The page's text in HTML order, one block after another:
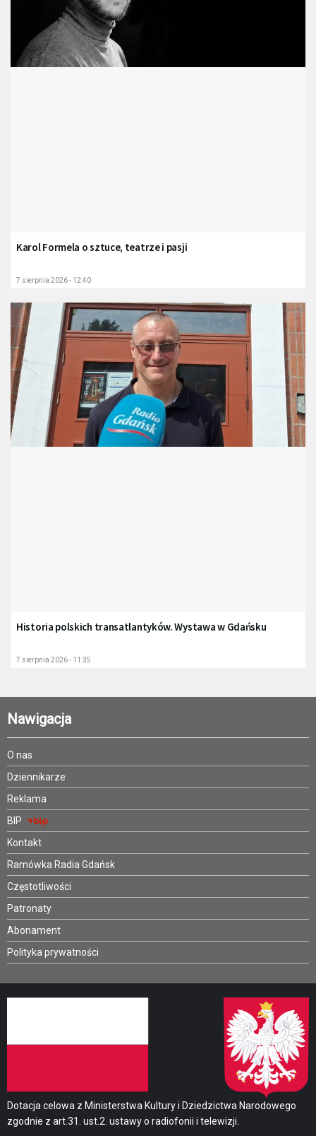
Karol Formela o sztuce, teatrze i pasji
7 sierpnia 2026 - 12:40
Historia polskich transatlantyków. Wystawa w Gdańsku
7 sierpnia 2026 - 11:35
Nawigacja
O nas
Dziennikarze
Reklama
BIP
Kontakt
Ramówka Radia Gdańsk
Częstotliwości
Patronaty
Abonament
Polityka prywatności
Dotacja celowa z Ministerstwa Kultury i Dziedzictwa Narodowego
zgodnie z art.31. ust.2. ustawy o radiofonii i telewizji.